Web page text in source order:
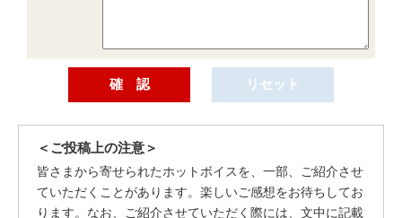
＜ご投稿上の注意＞
皆さまから寄せられたホットボイスを、一部、ご紹介させ
ていただくことがあります。楽しいご感想をお待ちしてお
ります。なお、ご紹介させていただく際には、文中に記載